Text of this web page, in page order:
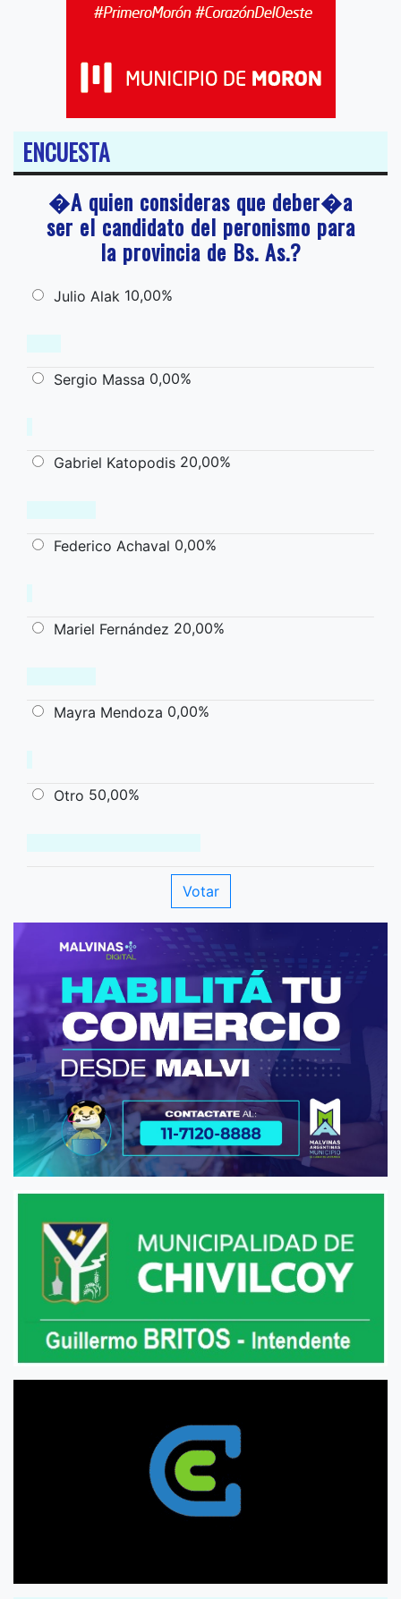
ENCUESTA
�A quien consideras que deber�a
ser el candidato del peronismo para
la provincia de Bs. As.?
Julio Alak 10,00%
Sergio Massa 0,00%
Gabriel Katopodis 20,00%
Federico Achaval 0,00%
Mariel Fernández 20,00%
Mayra Mendoza 0,00%
Otro 50,00%